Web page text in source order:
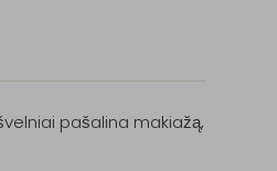
pašalina makiažą,